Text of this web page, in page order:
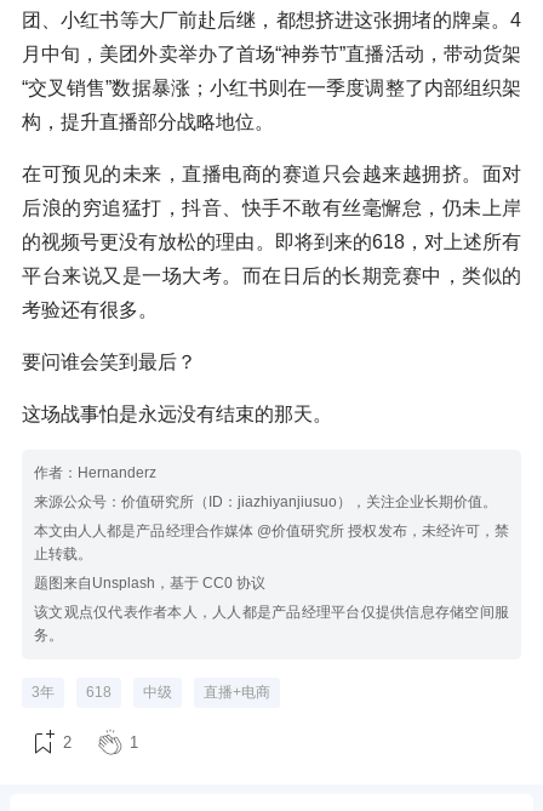
团、小红书等大厂前赴后继，都想挤进这张拥堵的牌桌。4
月中旬，美团外卖举办了首场“神券节”直播活动，带动货架
“交叉销售”数据暴涨；小红书则在一季度调整了内部组织架
构，提升直播部分战略地位。
在可预见的未来，直播电商的赛道只会越来越拥挤。面对
后浪的穷追猛打，抖音、快手不敢有丝毫懈怠，仍未上岸
的视频号更没有放松的理由。即将到来的618，对上述所有
平台来说又是一场大考。而在日后的长期竞赛中，类似的
考验还有很多。
要问谁会笑到最后？
这场战事怕是永远没有结束的那天。
作者：Hernanderz
来源公众号：价值研究所（ID：jiazhiyanjiusuo），关注企业长期价值。
本文由人人都是产品经理合作媒体 @价值研究所 授权发布，未经许可，禁
止转载。
题图来自Unsplash，基于 CC0 协议
该文观点仅代表作者本人，人人都是产品经理平台仅提供信息存储空间服
务。
3年 618 中级 直播+电商
2 1